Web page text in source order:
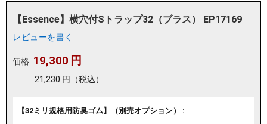
【Essence】横穴付Sトラップ32（ブラス） EP17169
レビューを書く
価格: 19,300 円
21,230 円 （税込）
【32ミリ規格用防臭ゴム】（別売オプション） :